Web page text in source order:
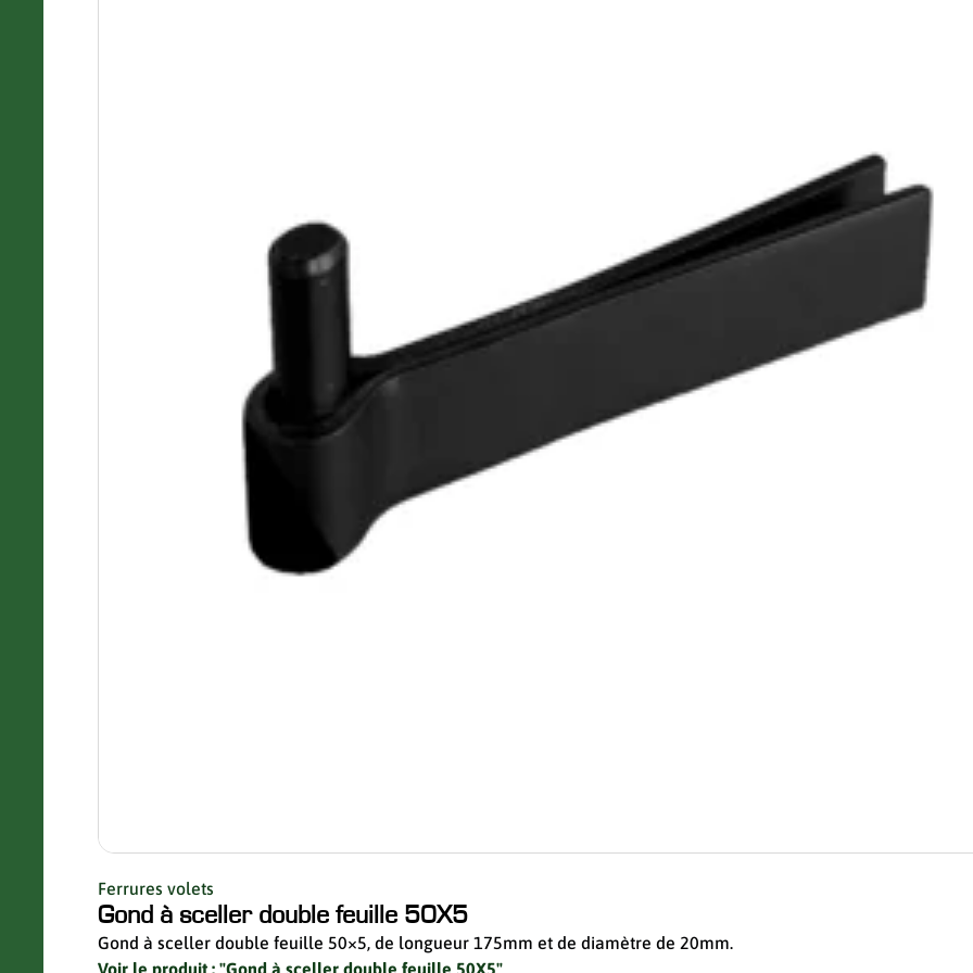
Ferrures volets
Gond à sceller double feuille 50X5
Gond à sceller double feuille 50×5, de longueur 175mm et de diamètre de 20mm.
Voir le produit : "Gond à sceller double feuille 50X5"